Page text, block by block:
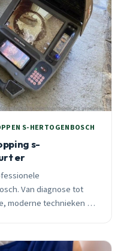
S-HERTOGENBOSCH
s-
er
Van diagnose tot
moderne technieken en